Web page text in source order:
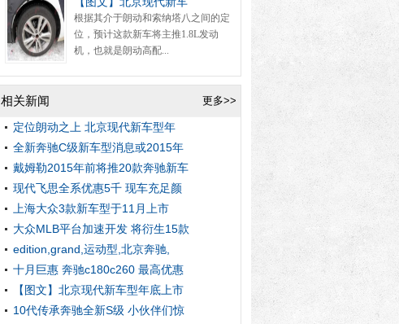
根据其介于朗动和索纳塔八之间的定
位，预计这款新车将主推1.8L发动
机，也就是朗动高配...
更多>>
相关新闻
定位朗动之上 北京现代新车型年
全新奔驰C级新车型消息或2015年
戴姆勒2015年前将推20款奔驰新车
现代飞思全系优惠5千 现车充足颜
上海大众3款新车型于11月上市
大众MLB平台加速开发 将衍生15款
edition,grand,运动型,北京奔驰,
十月巨惠 奔驰c180c260 最高优惠
【图文】北京现代新车型年底上市
10代传承奔驰全新S级 小伙伴们惊